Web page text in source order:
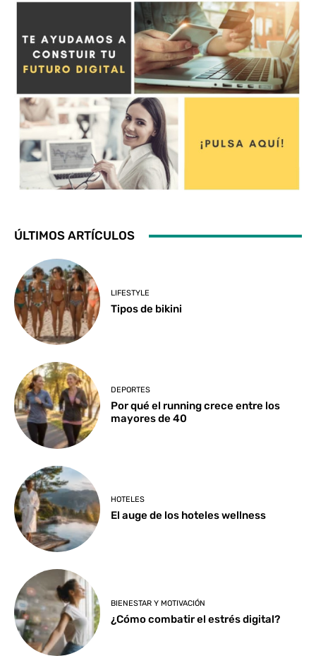
ÚLTIMOS ARTÍCULOS
LIFESTYLE
Tipos de bikini
DEPORTES
Por qué el running crece entre los
mayores de 40
HOTELES
El auge de los hoteles wellness
BIENESTAR Y MOTIVACIÓN
¿Cómo combatir el estrés digital?